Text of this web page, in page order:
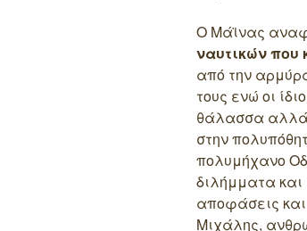
Ο Μάϊνας
ναυτικών που
από την
τους ενώ οι
θάλασσα αλλά
στην
πολυμήχανο
διλήμματα
αποφάσεις
Μιχάλης,